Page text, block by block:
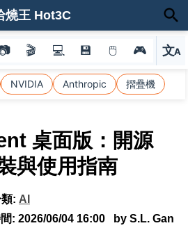
🎬 💻 💾 🖱 🎮 文A
選
NVIDIA Anthropic 摺疊機
燒王 Hot3C
桌面版：開源
與使用指南
: AI
: 2026/06/04 16:00 by S.L. Gan